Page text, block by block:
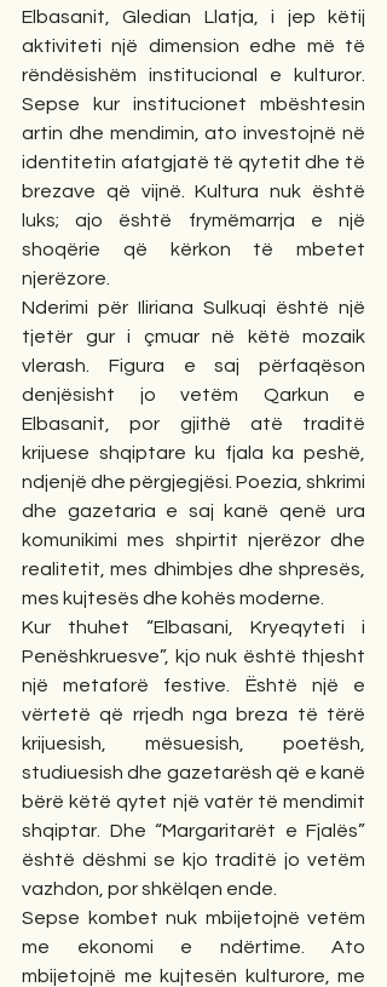
Elbasanit, Gledian Llatja, i jep këtij
aktiviteti një dimension edhe më të
rëndësishëm institucional e kulturor.
Sepse kur institucionet mbështesin
artin dhe mendimin, ato investojnë në
identitetin afatgjatë të qytetit dhe të
brezave që vijnë. Kultura nuk është
luks; ajo është frymëmarrja e një
shoqërie që kërkon të mbetet
njerëzore.
Nderimi për Iliriana Sulkuqi është një
tjetër gur i çmuar në këtë mozaik
vlerash. Figura e saj përfaqëson
denjësisht jo vetëm Qarkun e
Elbasanit, por gjithë atë traditë
krijuese shqiptare ku fjala ka peshë,
ndjenjë dhe përgjegjësi. Poezia, shkrimi
dhe gazetaria e saj kanë qenë ura
komunikimi mes shpirtit njerëzor dhe
realitetit, mes dhimbjes dhe shpresës,
mes kujtesës dhe kohës moderne.
Kur thuhet “Elbasani, Kryeqyteti i
Penëshkruesve”, kjo nuk është thjesht
një metaforë festive. Është një e
vërtetë që rrjedh nga breza të tërë
krijuesish, mësuesish, poetësh,
studiuesish dhe gazetarësh që e kanë
bërë këtë qytet një vatër të mendimit
shqiptar. Dhe “Margaritarët e Fjalës”
është dëshmi se kjo traditë jo vetëm
vazhdon, por shkëlqen ende.
Sepse kombet nuk mbijetojnë vetëm
me ekonomi e ndërtime. Ato
mbijetojnë me kujtesën kulturore, me